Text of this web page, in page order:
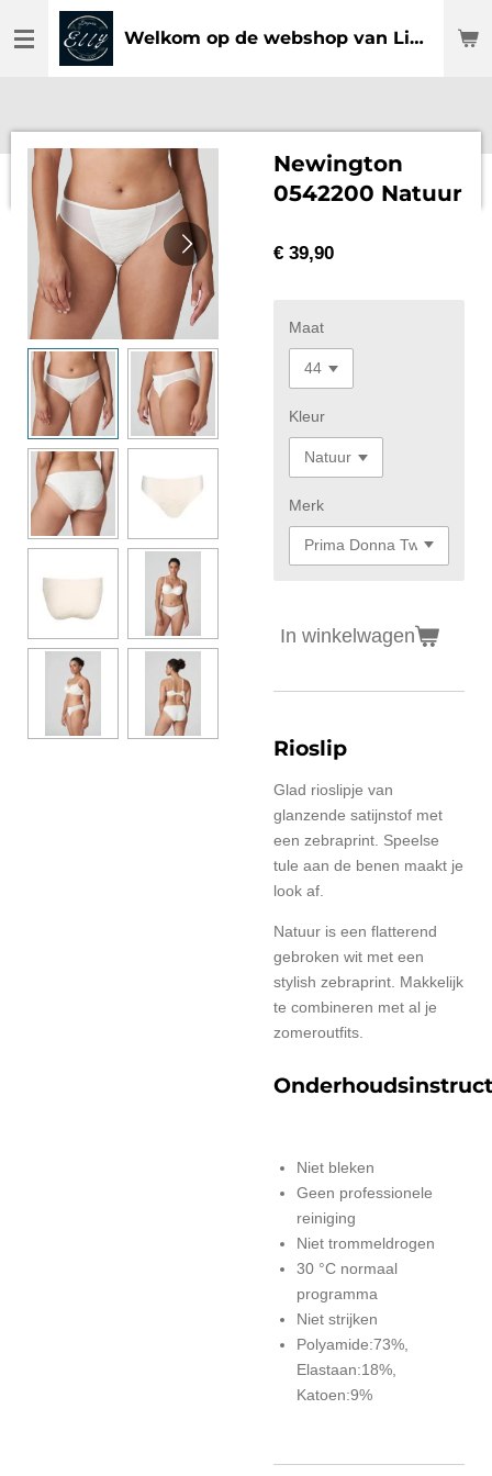
direct
Welkom op de webshop van Lingerie Elly
Newington
0542200 Natuur
€ 39,90
Maat
Kleur
Merk
In winkelwagen
Rioslip
Glad rioslipje van
glanzende satijnstof met
een zebraprint. Speelse
tule aan de benen maakt je
look af.
Natuur is een flatterend
gebroken wit met een
stylish zebraprint. Makkelijk
te combineren met al je
zomeroutfits.
Niet bleken
Geen professionele
reiniging
Niet trommeldrogen
30 °C normaal
programma
Niet strijken
Polyamide:73%,
Elastaan:18%,
Katoen:9%